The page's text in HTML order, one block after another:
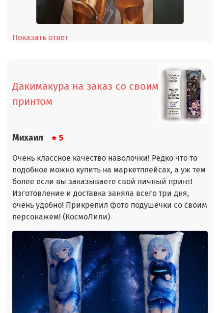
Показать ответ
Дакимакура на заказ со своим
принтом
Михаил 5
Очень классное качество наволочки! Редко что то
подобное можно купить на маркетплейсах, а уж тем
более если вы заказываете свой личный принт!
Изготовление и доставка заняла всего три дня,
очень удобно! Прикрепил фото подушечки со своим
персонажем! (КосмоЛили)